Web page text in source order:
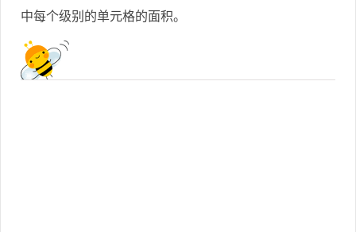
中每个级别的单元格的面积。